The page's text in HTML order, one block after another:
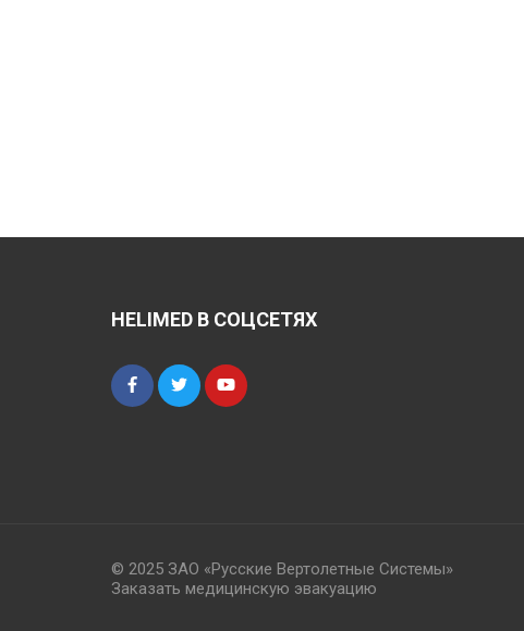
HELIMED В СОЦСЕТЯХ
© 2025 ЗАО «Русские Вертолетные Системы»
Заказать медицинскую эвакуацию